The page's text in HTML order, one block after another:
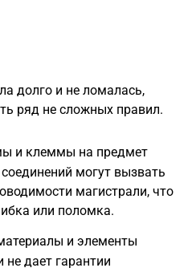
долго и не ломалась,
ряд не сложных правил.
и клеммы на предмет
могут вызвать
магистрали, что
или поломка.
и элементы
дает гарантии